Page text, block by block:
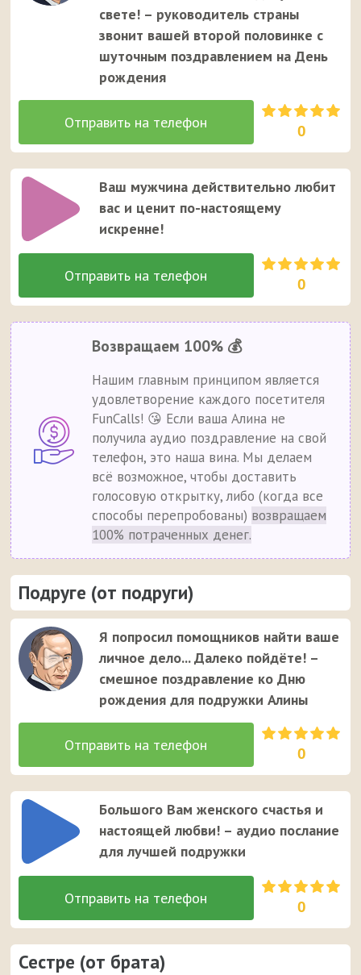
свете! – руководитель страны
звонит вашей второй половинке с
шуточным поздравлением на День
рождения
0
Ваш мужчина действительно любит
вас и ценит по-настоящему
искренне!
0
Возвращаем 100% 💰
Нашим главным принципом является
удовлетворение каждого посетителя
FunCalls! 😘 Если ваша Алина не
получила аудио поздравление на свой
телефон, это наша вина. Мы делаем
всё возможное, чтобы доставить
голосовую открытку, либо (когда все
способы перепробованы) возвращаем
100% потраченных денег.
Подруге (от подруги)
Я попросил помощников найти ваше
личное дело... Далеко пойдёте! –
смешное поздравление ко Дню
рождения для подружки Алины
0
Большого Вам женского счастья и
настоящей любви! – аудио послание
для лучшей подружки
0
Сестре (от брата)